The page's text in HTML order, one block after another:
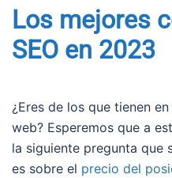
Los mejores
SEO en 2023
¿Eres de los que tienen
web? Esperemos que a
la siguiente pregunta que
es sobre el precio del